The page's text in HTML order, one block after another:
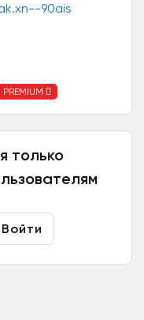
90ais
PREMIUM
только
Войти